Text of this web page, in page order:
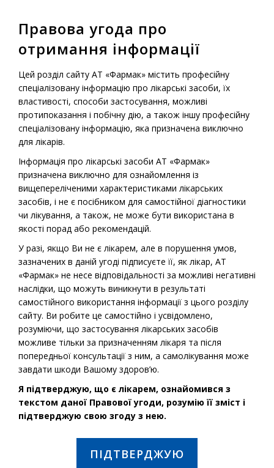
Фармасулін® Н 30/70
Рецептурний лікарський препарат
Фармасулін® Н 30/70
Діюча речовина: Інсулін людський
ПОКАЗАННЯ ДО ЗАСТОСУВАННЯ:
Правова угода про
отримання інформації
Цей розділ сайту АТ «Фармак» містить професійну
спеціалізовану інформацію про лікарські засоби, їх
властивості, способи застосування, можливі
протипоказання і побічну дію, а також іншу професійну
спеціалізовану інформацію, яка призначена виключно
для лікарів.
Інформація про лікарські засоби АТ «Фармак»
призначена виключно для ознайомлення із
вищепереліченими характеристиками лікарських
засобів, і не є посібником для самостійної діагностики
чи лікування, а також, не може бути використана в
якості порад або рекомендацій.
У разі, якщо Ви не є лікарем, але в порушення умов,
зазначених в даній угоді підписуєте її, як лікар, АТ
«Фармак» не несе відповідальності за можливі негативні
наслідки, що можуть виникнути в результаті
самостійного використання інформації з цього розділу
сайту. Ви робите це самостійно і усвідомлено,
розуміючи, що застосування лікарських засобів
можливе тільки за призначенням лікаря та після
попередньої консультації з ним, а самолікування може
завдати шкоди Вашому здоров’ю.
Я підтверджую, що є лікарем, ознайомився з
текстом даної Правової угоди, розумію її зміст і
підтверджую свою згоду з нею.
ПІДТВЕРДЖУЮ